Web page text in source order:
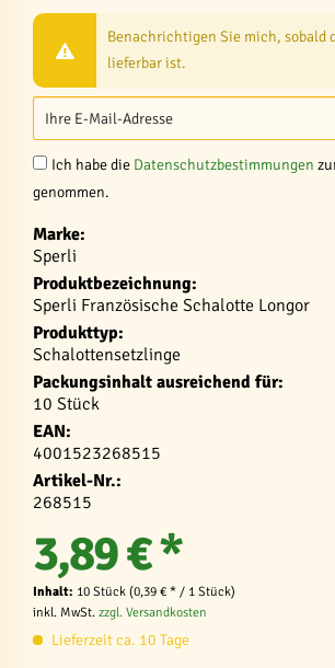
Benachrichtigen Sie mich, sobald
lieferbar ist.
Ich habe die Datenschutzbestimmungen
genommen.
Marke:
Sperli
Produktbezeichnung:
Sperli Französische Schalotte Longor
Produkttyp:
Schalottensetzlinge
Packungsinhalt ausreichend für:
10 Stück
EAN:
4001523268515
Artikel-Nr.:
268515
3,89 € *
Inhalt: 10 Stück (0,39 € * / 1 Stück)
inkl. MwSt. zzgl. Versandkosten
Lieferzeit ca. 10 Tage